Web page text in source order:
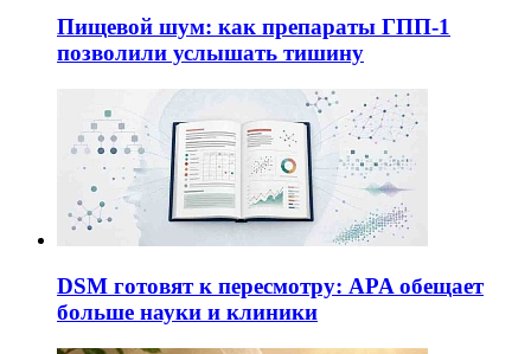
Пищевой шум: как препараты ГПП-1
позволили услышать тишину
DSM готовят к пересмотру: APA обещает
больше науки и клиники